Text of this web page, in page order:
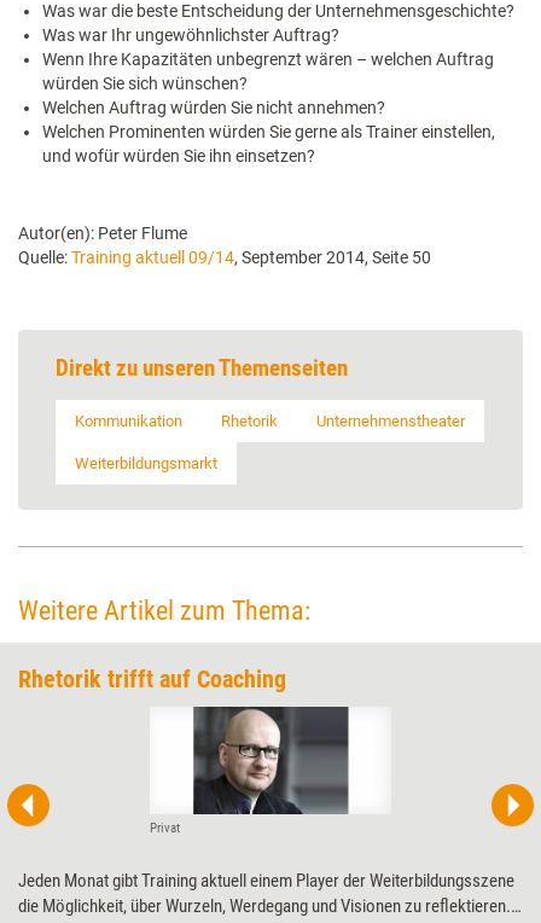
Was war die beste Entscheidung der Unternehmensgeschichte?
Was war Ihr ungewöhnlichster Auftrag?
Wenn Ihre Kapazitäten unbegrenzt wären – welchen Auftrag
würden Sie sich wünschen?
Welchen Auftrag würden Sie nicht annehmen?
Welchen Prominenten würden Sie gerne als Trainer einstellen,
und wofür würden Sie ihn einsetzen?
Autor(en): Peter Flume
Quelle:Training aktuell 09/14, September 2014, Seite 50
Direkt zu unseren Themenseiten
Kommunikation Rhetorik Unternehmenstheater
Weiterbildungsmarkt
Weitere Artikel zum Thema:
Rhetorik trifft auf Coaching
Privat
Jeden Monat gibt Training aktuell einem Player der Weiterbildungsszene
die Möglichkeit, über Wurzeln, Werdegang und Visionen zu ­reflektieren.